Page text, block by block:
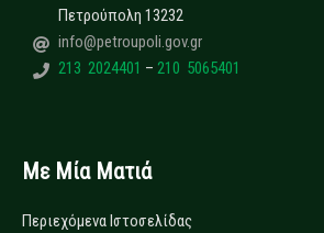
Πετρούπολη 13232
info@petroupoli.gov.gr
213 2024401 – 210 5065401
Με Μία Ματιά
Περιεχόμενα Ιστοσελίδας